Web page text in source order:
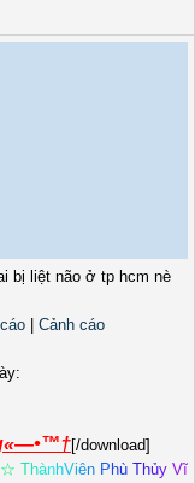
bị liệt não ở tp hcm nè
Cảnh cáo
[/download]
☆ ThànhViên P hù Thủy Vĩ